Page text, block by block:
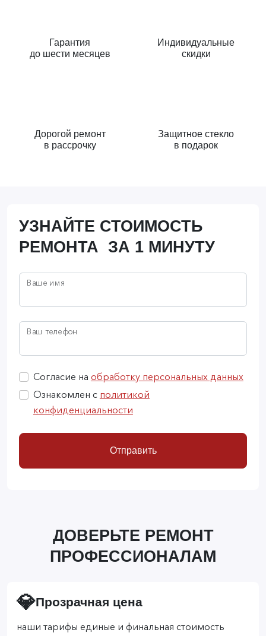
Гарантия
до шести месяцев
Индивидуальные
скидки
Дорогой ремонт
в рассрочку
Защитное стекло
в подарок
УЗНАЙТЕ СТОИМОСТЬ
РЕМОНТА ЗА 1 МИНУТУ
Ваше имя
Ваш телефон
Согласие на обработку персональных данных
Ознакомлен с политикой
конфиденциальности
Отправить
ДОВЕРЬТЕ РЕМОНТ
ПРОФЕССИОНАЛАМ
💎Прозрачная цена
наши тарифы единые и финальная стоимость